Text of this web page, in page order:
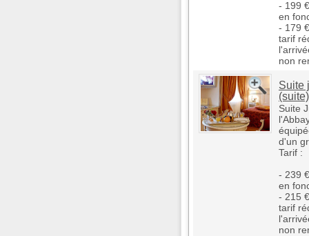
- 199
en
- 179
tarif
non
Suite
(suite)
Suite
d'un
Tarif :
- 239
en
- 215
tarif
non